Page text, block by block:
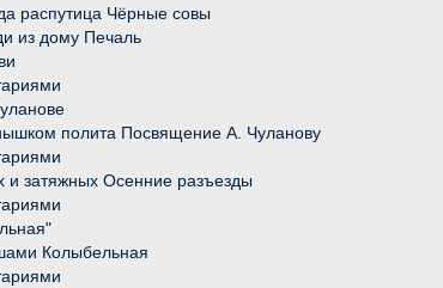
распутица Чёрные совы
из дому Печаль
полита Посвящение А. Чуланову
и затяжных Осенние разъезды
Колыбельная